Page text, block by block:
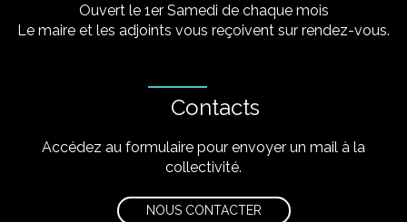
Ouvert le 1er Samedi de chaque mois
Le maire et les adjoints vous reçoivent sur rendez-vous.
Contacts
Accédez au formulaire pour envoyer un mail à la
collectivité.
NOUS CONTACTER